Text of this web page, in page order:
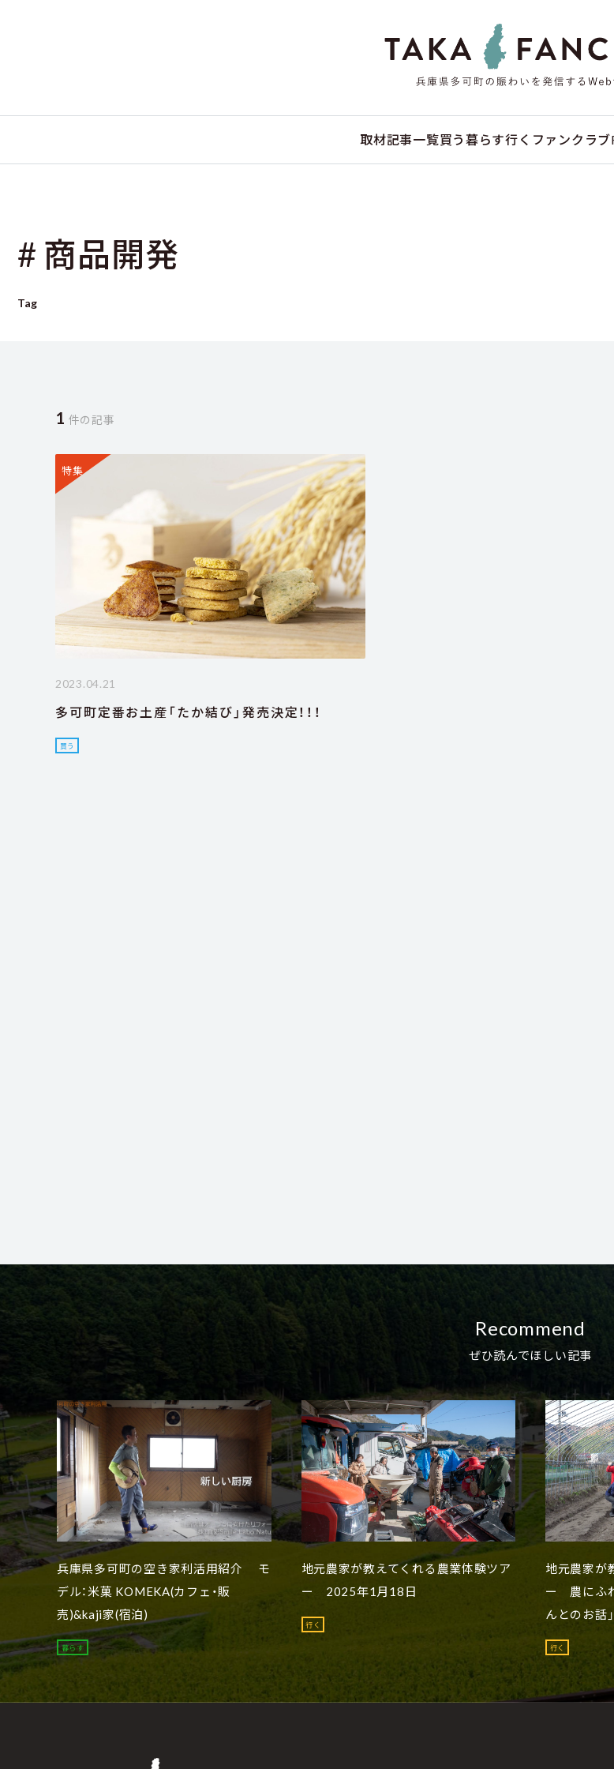
取材記事一覧買う 暮らす行く ファンクラブ
# 商品開発
Tag
1 件の記事
特集
2023.04.21
多可町定番お土産「たか結び」発売決定！！！
買う
Recommend
ぜひ読んでほしい記事
兵庫県多可町の空き家利活用紹介 モ
デル：米菓 KOMEKA(カフェ・販
売)&kaji家(宿泊)
暮らす
地元農家が教えてくれる農業体験ツア
ー 2025年1月18日
行く
地元農家が
ー 農にふれ
んとのお話
行く